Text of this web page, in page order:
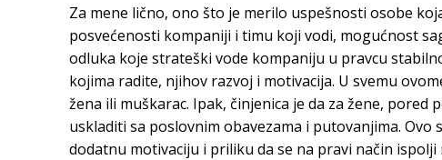
Za mene lično, ono što je merilo uspešnosti osobe
posvećenosti kompaniji i timu koji vodi, mogućnost
odluka koje strateški vode kompaniju u pravcu
kojima radite, njihov razvoj i motivacija. U svemu
žena ili muškarac. Ipak, činjenica je da za žene,
uskladiti sa poslovnim obavezama i putovanjima.
dodatnu motivaciju i priliku da se na pravi način